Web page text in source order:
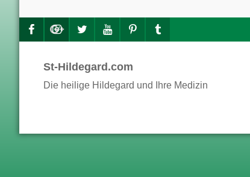
St-Hildegard.com
Die heilige Hildegard und Ihre Medizin